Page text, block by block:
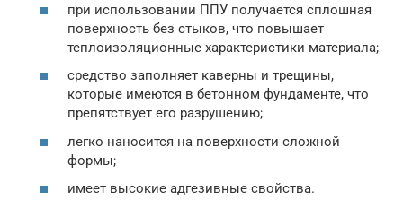
при использовании ППУ получается сплошная
поверхность без стыков, что повышает
теплоизоляционные характеристики материала;
средство заполняет каверны и трещины,
которые имеются в бетонном фундаменте, что
препятствует его разрушению;
легко наносится на поверхности сложной
формы;
имеет высокие адгезивные свойства.